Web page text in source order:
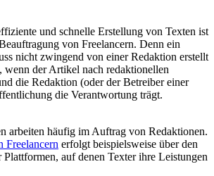
und schnelle Erstellung von Texten ist
von Freelancern. Denn ein
nicht zwingend von einer Redaktion erstellt
wenn der Artikel nach redaktionellen
die Redaktion (oder der Betreiber einer
die Verantwortung trägt.
arbeiten häufig im Auftrag von Redaktionen.
Freelancern erfolgt beispielsweise über den
auf denen Texter ihre Leistungen